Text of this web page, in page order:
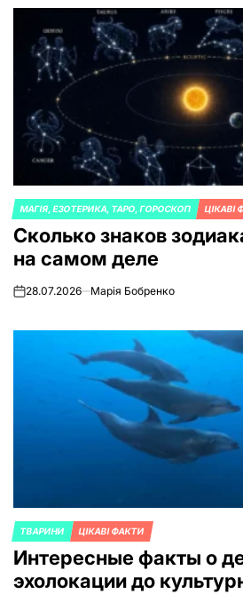
ОПУБЛИКОВАНО
В
МАГІЯ, ЕЗОТЕРИКА, ТАРО, ГОРОСКОП ЦІКАВІ
Сколько знаков
на самом деле
on28.07.2026 Марія Бобренко
ОПУБЛИКОВАНО
В
ТВАРИНИ ЦІКАВІ ФАКТИ
Интересные факты о
эхолокации до